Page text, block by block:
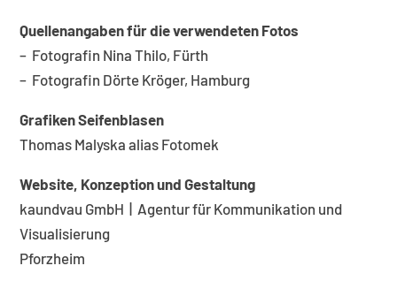
Quellenangaben für die verwendeten Fotos
– Fotografin Nina Thilo, Fürth
– Fotografin Dörte Kröger, Hamburg
Grafiken Seifenblasen
Thomas Malyska alias Fotomek
Website, Konzeption und Gestaltung
kaundvau GmbH | Agentur für Kommunikation und
Visualisierung
Pforzheim